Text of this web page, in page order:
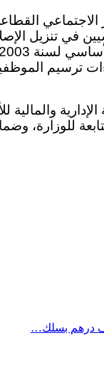
في
ترسيم
للوزارة،